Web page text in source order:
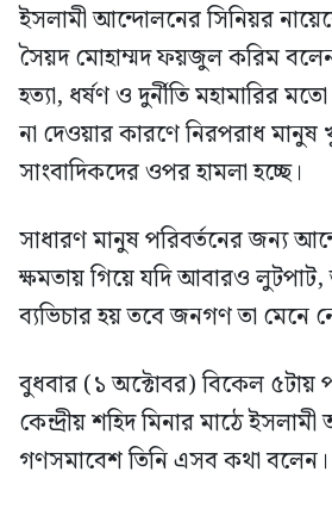
ইসলামী আন্দোলনের সিনিয়র
সৈয়দ মোহাম্মদ ফয়জুল করিম
হত্যা, ধর্ষণ ও দুর্নীতি মহামারির
না দেওয়ার কারণে নিরপরাধ মানুষ
সাংবাদিকদের ওপর হামলা হচ্ছে।
সাধারণ মানুষ পরিবর্তনের জন্য
ক্ষমতায় গিয়ে যদি আবারও
ব্যভিচার হয় তবে জনগণ তা মেনে
বুধবার (১ অক্টোবর) বিকেল ৫টায়
কেন্দ্রীয় শহিদ মিনার মাঠে
গণসমাবেশ তিনি এসব কথা বলেন।